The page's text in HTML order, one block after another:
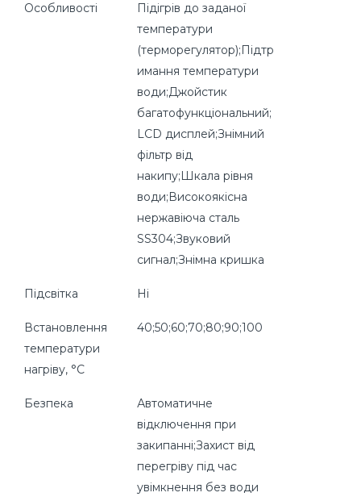
Особливості
Підігрів до заданої
температури
(терморегулятор);Підтр
имання температури
води;Джойстик
багатофункціональний;
LCD дисплей;Знімний
фільтр від
накипу;Шкала рівня
води;Високоякісна
нержавіюча сталь
SS304;Звуковий
сигнал;Знімна кришка
Підсвітка Ні
Встановлення
температури
нагріву, °C
40;50;60;70;80;90;100
Безпека
Автоматичне
відключення при
закипанні;Захист від
перегріву під час
увімкнення без води